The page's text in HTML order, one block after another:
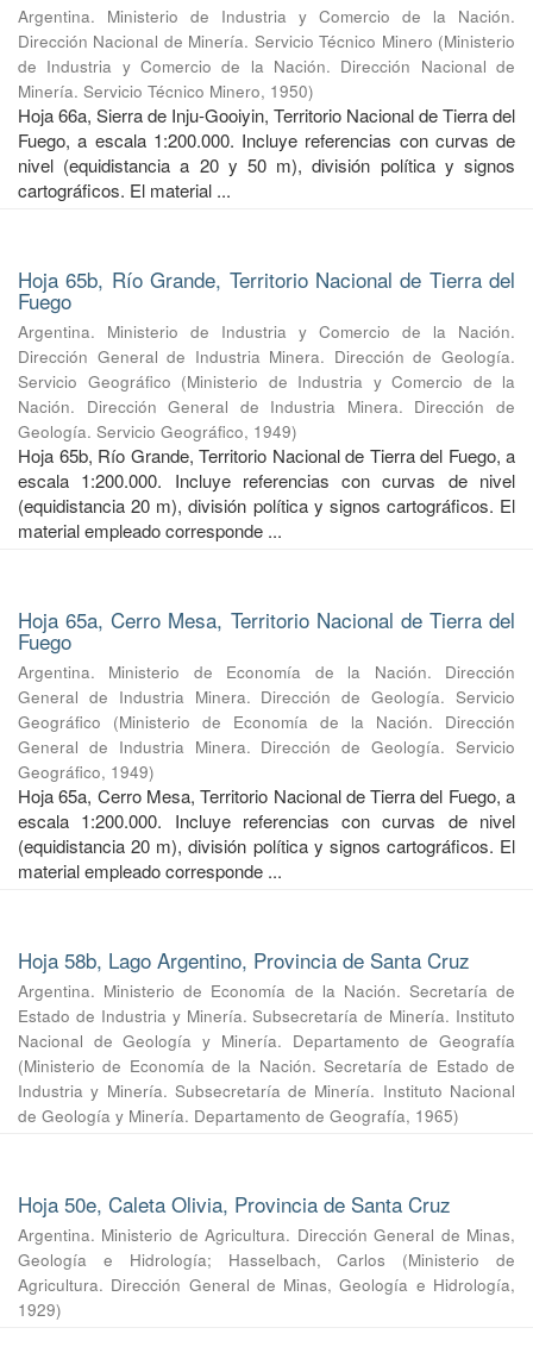
Argentina. Ministerio de Industria y Comercio de la Nación.
Dirección Nacional de Minería. Servicio Técnico Minero (Ministerio
de Industria y Comercio de la Nación. Dirección Nacional de
Minería. Servicio Técnico Minero, 1950)
Hoja 66a, Sierra de Inju-Gooiyin, Territorio Nacional de Tierra del
Fuego, a escala 1:200.000. Incluye referencias con curvas de
nivel (equidistancia a 20 y 50 m), división política y signos
cartográficos. El material ...
Hoja 65b, Río Grande, Territorio Nacional de Tierra del
Fuego
Argentina. Ministerio de Industria y Comercio de la Nación.
Dirección General de Industria Minera. Dirección de Geología.
Servicio Geográfico (Ministerio de Industria y Comercio de la
Nación. Dirección General de Industria Minera. Dirección de
Geología. Servicio Geográfico, 1949)
Hoja 65b, Río Grande, Territorio Nacional de Tierra del Fuego, a
escala 1:200.000. Incluye referencias con curvas de nivel
(equidistancia 20 m), división política y signos cartográficos. El
material empleado corresponde ...
Hoja 65a, Cerro Mesa, Territorio Nacional de Tierra del
Fuego
Argentina. Ministerio de Economía de la Nación. Dirección
General de Industria Minera. Dirección de Geología. Servicio
Geográfico
(Ministerio de Economía de la Nación. Dirección
General de Industria Minera. Dirección de Geología. Servicio
Geográfico, 1949)
Hoja 65a, Cerro Mesa, Territorio Nacional de Tierra del Fuego, a
escala 1:200.000. Incluye referencias con curvas de nivel
(equidistancia 20 m), división política y signos cartográficos. El
material empleado corresponde ...
Hoja 58b, Lago Argentino, Provincia de Santa Cruz
Argentina. Ministerio de Economía de la Nación. Secretaría de
Estado de Industria y Minería. Subsecretaría de Minería. Instituto
Nacional de Geología y Minería. Departamento de Geografía
(Ministerio de Economía de la Nación. Secretaría de Estado de
Industria y Minería. Subsecretaría de Minería. Instituto Nacional
de Geología y Minería. Departamento de Geografía, 1965)
Hoja 50e, Caleta Olivia, Provincia de Santa Cruz
Argentina. Ministerio de Agricultura. Dirección General de Minas,
Geología e Hidrología; Hasselbach, Carlos (Ministerio de
Agricultura. Dirección General de Minas, Geología e Hidrología,
1929)